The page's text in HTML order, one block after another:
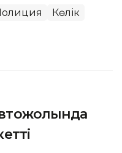
Көлік